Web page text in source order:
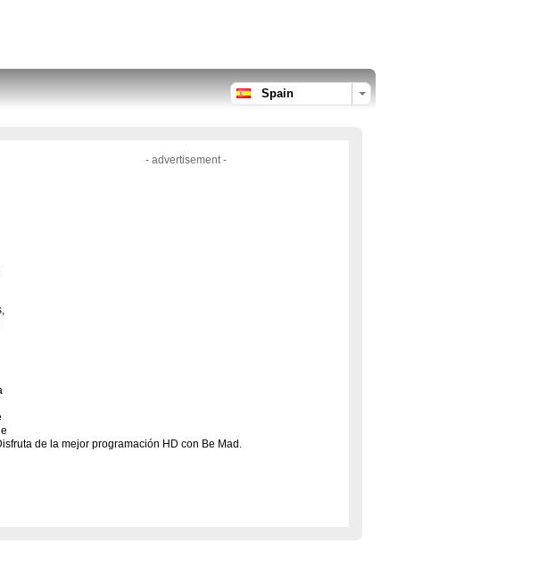
Spain
- advertisement -
de la mejor programación HD con Be Mad.